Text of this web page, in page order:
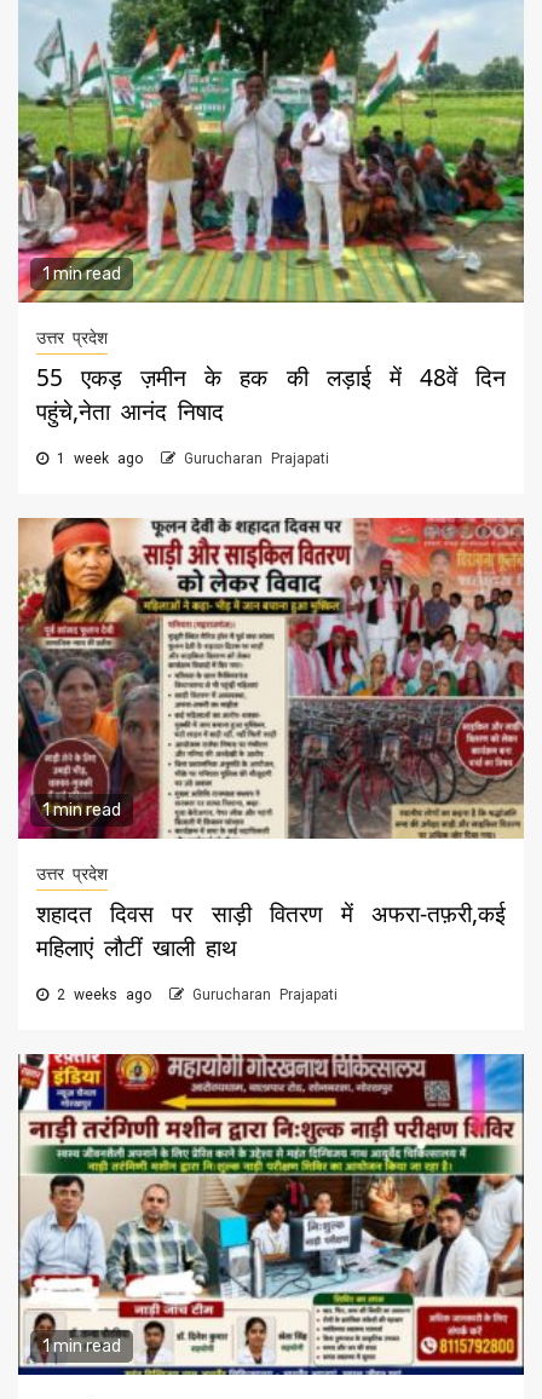
1 min read
उत्तर प्रदेश
55 एकड़ ज़मीन के हक की लड़ाई में 48वें दिन
पहुंचे,नेता आनंद निषाद
1 week ago Gurucharan Prajapati
1 min read
उत्तर प्रदेश
शहादत दिवस पर साड़ी वितरण में अफरा-तफ़री,कई
महिलाएं लौटीं खाली हाथ
2 weeks ago Gurucharan Prajapati
1 min read